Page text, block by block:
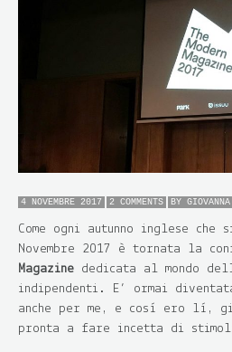
4 NOVEMBRE 2017 2 COMMENTS BY
Come ogni autunno inglese
Novembre 2017 è tornata la
Magazine dedicata al mondo
indipendenti. E’ ormai
anche per me, e così ero lì,
pronta a fare incetta di